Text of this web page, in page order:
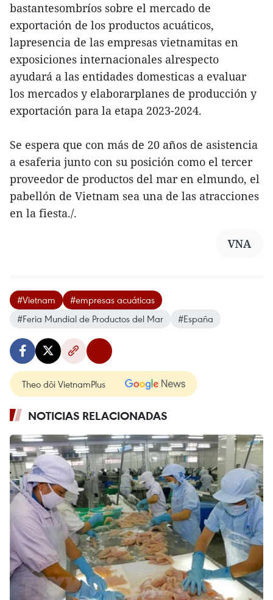
bastantesombríos sobre el mercado de
exportación de los productos acuáticos,
lapresencia de las empresas vietnamitas en
exposiciones internacionales alrespecto
ayudará a las entidades domesticas a evaluar
los mercados y elaborarplanes de producción y
exportación para la etapa 2023-2024.
Se espera que con más de 20 años de asistencia
a esaferia junto con su posición como el tercer
proveedor de productos del mar en elmundo, el
pabellón de Vietnam sea una de las atracciones
en la fiesta./.
VNA
#Vietnam
#empresas acuáticas
#Feria Mundial de Productos del Mar
#España
Theo dõi VietnamPlus
NOTICIAS RELACIONADAS